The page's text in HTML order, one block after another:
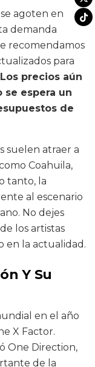
agoten en
demanda
recomendamos
para
Los precios aún
se espera un
de
suelen atraer a
Coahuila,
tanto, la
al escenario
No dejes
los artistas
en la actualidad.
Y Su
en el año
X Factor.
One Direction,
de la